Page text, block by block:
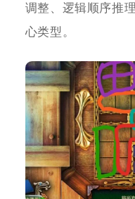
调整、逻辑顺序推
心类型。